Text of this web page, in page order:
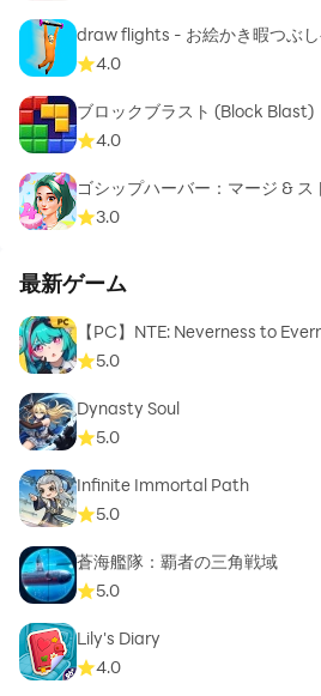
draw flights - お絵かき暇つぶ
4.0
ブロックブラスト (Block Blast)
4.0
ゴシップハーバー：マージ & ス
3.0
最新ゲーム
【PC】NTE: Neverness to
5.0
Dynasty Soul
5.0
Infinite Immortal Path
5.0
蒼海艦隊：覇者の三角戦域
5.0
Lily's Diary
4.0